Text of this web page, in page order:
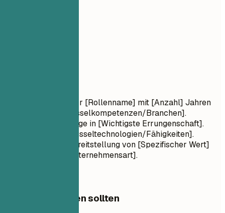
Ergebnisorientierte/r [Rollenname] mit [Anzahl] Jahren
Erfahrung in [Schlüsselkompetenzen/Branchen].
Nachweisliche Erfolge in [Wichtigste Errungenschaft].
Kompetent in [Schlüsseltechnologien/Fähigkeiten].
Engagiert für die Bereitstellung von [Spezifischer Wert]
für [Zielbranche/Unternehmensart].
Worauf Sie achten sollten